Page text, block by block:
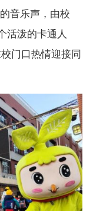
音乐声，由校
活泼的卡通人
校门口热情迎接同